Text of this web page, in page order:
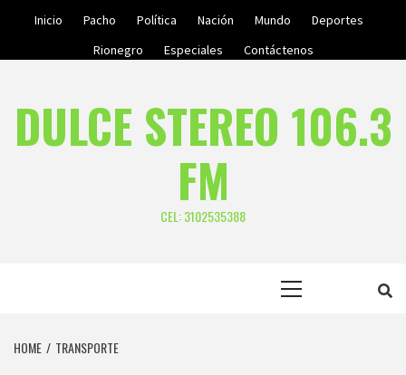
Inicio Pacho Política Nación Mundo
Deportes
Rionegro
Especiales Contáctenos
DULCE STEREO 106.3
FM
CEL: 3102535388
HOME TRANSPORTE